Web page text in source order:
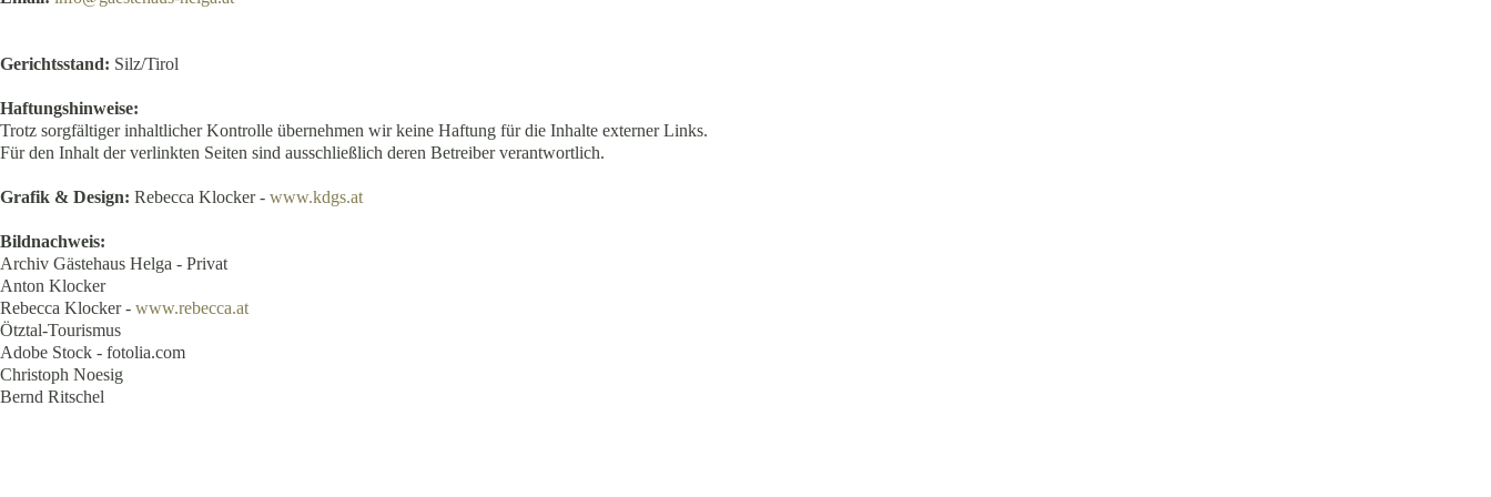
Gerichtsstand: Silz/Tirol
Haftungshinweise:
Trotz sorgfältiger inhaltlicher Kontrolle übernehmen wir keine Haftung für die Inhalte externer Links.
Für den Inhalt der verlinkten Seiten sind ausschließlich deren Betreiber verantwortlich.
Grafik & Design: Rebecca Klocker - www.kdgs.at
Bildnachweis:
Archiv Gästehaus Helga - Privat
Anton Klocker
Rebecca Klocker - www.rebecca.at
Ötztal-Tourismus
Adobe Stock - fotolia.com
Christoph Noesig
Bernd Ritschel